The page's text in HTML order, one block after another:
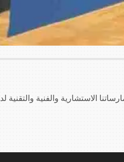
ممارساتنا الاستشارية والفنية والتقنية